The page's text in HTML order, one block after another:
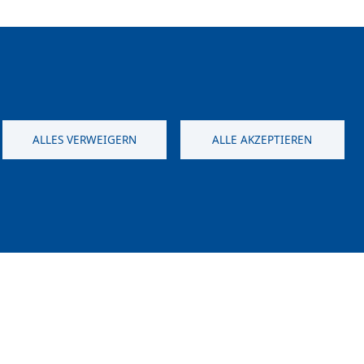
ALLES VERWEIGERN ALLE AKZEPTIEREN
Teilnahme an Projekten und die
CLIL-Erprobung sind Grundlagen modernen
den Einstieg ins Berufsleben.
interessiert: Französisch oder
Im Wahlbereich ist es möglich, weitere
um - wir arbeiten mit anderen europäischen